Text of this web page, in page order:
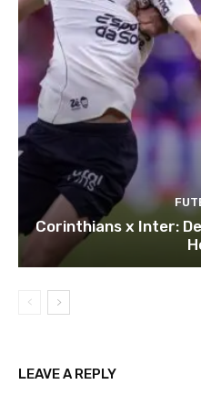
Corinthians x Inter:
LEAVE A REPLY